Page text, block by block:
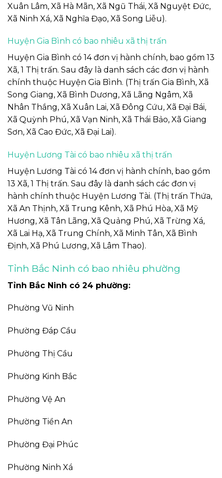
Xuân Lâm, Xã Hà Mãn, Xã Ngũ Thái, Xã Nguyệt Đức,
Xã Ninh Xá, Xã Nghĩa Đạo, Xã Song Liễu).
Huyện Gia Bình có bao nhiêu xã thị trấn
Huyện Gia Bình có 14 đơn vị hành chính, bao gồm 13
Xã, 1 Thị trấn. Sau đây là danh sách các đơn vị hành
chính thuộc Huyện Gia Bình. (Thị trấn Gia Bình, Xã
Song Giang, Xã Bình Dương, Xã Lãng Ngâm, Xã
Nhân Thắng, Xã Xuân Lai, Xã Đông Cứu, Xã Đại Bái,
Xã Quỳnh Phú, Xã Vạn Ninh, Xã Thái Bảo, Xã Giang
Sơn, Xã Cao Đức, Xã Đại Lai).
Huyện Lương Tài có bao nhiêu xã thị trấn
Huyện Lương Tài có 14 đơn vị hành chính, bao gồm
13 Xã, 1 Thị trấn. Sau đây là danh sách các đơn vị
hành chính thuộc Huyện Lương Tài. (Thị trấn Thứa,
Xã An Thịnh, Xã Trung Kênh, Xã Phú Hòa, Xã Mỹ
Hương, Xã Tân Lãng, Xã Quảng Phú, Xã Trừng Xá,
Xã Lai Hạ, Xã Trung Chính, Xã Minh Tân, Xã Bình
Định, Xã Phú Lương, Xã Lâm Thao).
Tỉnh Bắc Ninh có bao nhiêu phường
Tỉnh Bắc Ninh có 24 phường:
Phường Vũ Ninh
Phường Đáp Cầu
Phường Thị Cầu
Phường Kinh Bắc
Phường Vệ An
Phường Tiền An
Phường Đại Phúc
Phường Ninh Xá